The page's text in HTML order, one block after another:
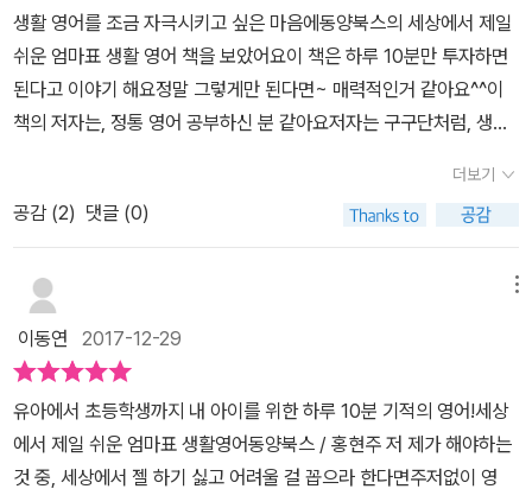
가장 먼저 나온 아침에 아이 깨우는 상황~ 얘야, 일어나렴!Mom: Ti
me to wake up, honey! Kid: I'm still sleepy.Mom: Is waking
up too hard?Kid: Yes, Mommy.아이를 깨울 때 쓰는 표현들과 상
황들이 소개되어 있고요. 보너스로 오늘의 애정 영어 한마디가 눈에
세상에서 너를 가장 사랑한단다~ 이런 표현으로 아이와 애정이 쑥쑥
자라겠지요.아침마다 첫째 깨울 때마다 못일어나서 힘든 상황들이 오
는데, 부드러운 목소리로 아침부터 영어로 wake up, sweetie!를 해
봐야겠어요.Part 2. 32 숨바꼭질 Let's Play hide and seek!아이
들이 좋아하는 숨바꼭질 시간.Kid: Dad, come and find me.Dad:
I wonder where my girl's hiding? Under the bed? Behind t
he door?Kid: Tada! I'm here!한가지 아쉬운 점은 가족이 계속 등
장하는데, 처음부터 네 가족 소개가 나오고 아이 이름이 등장했으면
더 친근하지 않을까 싶었어요. Oxford Reading Tree를 보면 반복
되는 등장인물들 이름도 나오고 성격도 꽤 일관되게 나오는 것 같아
두 가지는 이미 소장하고 있는터라 이번신간도엄청 기대하며 기다리
고 있었어요.이건 엄마표 영어를 위해 엄마의 공부 체크를 하는...아이
들에게는 매번 책을 읽거나 문제집을 풀면서 스케쥴 체크를 하게 했
는데이렇게 제가 직접 해보기는 처음인거 같아요.그만큼 열심히 하라
는 소리겠죠??ㅎㅎㅎ 1번은 역시 일어나자마자의 상황.다른건 모르
겠지만 저 'wake up' 이라는 표현은저도 평소에 자주 쓰는 상황이라
주진 않았지만몸으로 체험했던지라 직접적인 언어로 받아들였더라구
요.요즘 엄청 열심히 챙겨보고 있는 나의 영어사춘기에서도이러한 일
상적인 말들이 바로바로 튀어나올수 있도록외워놓아야 영어를 말로
유창하게 할수 있는 연결고리가 된다고..저도 그래서 그동안 해 왔던
영어 공부들과 다른방법의영어 공부를 요즘 하고 있는 중이였거든요.
근데 이 책에는 아이 키우는 엄마라면 정말 하나도빼먹지 말아야 할
생활 영어를 조금 자극시키고 싶은 마음에동양북스의 세상에서 제일
쉬운 엄마표 생활 영어 책을 보았어요이 책은 하루 10분만 투자하면
된다고 이야기 해요정말 그렇게만 된다면~ 매력적인거 같아요^^이
책의 저자는, 정통 영어 공부하신 분 같아요저자는 구구단처럼, 생활
다고 해요.물론 모든 영어가 다 그런게 아니라,영어의 구구단 같은 표
현이 있다고 해요부모와 아이들이 매일의 일상에서 가장 흔하게 처하
는 80여가지 생활 상황에서, 가장 많이 쓰는 표현 10개를 추린거에
요이 책의 핵심은, 딱 이것만 외워보자 에요.자녀가 영어 말하기를 어
외워서 안다고 해서, 영어가 당장 쏼라쏼라 나오지는 않아요. 하지만
문장을 외우면, 영어가 익숙해지고, 익숙하면 편안해지고, 편안하면
만만해 진다고 해요.그래서 저자는, 귀로 들리는 언어를 중시해서, 말
을 그대로 옮긴 듯이 문장을 썼어요엄마 발음이 이상하다고 움츠리지
더보기
공감 (2) 댓글 (0)
이동연 2017-12-29
유아에서 초등학생까지 내 아이를 위한 하루 10분 기적의 영어!세상
에서 제일 쉬운 엄마표 생활영어동양북스 / 홍현주 저 제가 해야하는
것 중, 세상에서 젤 하기 싫고 어려울 걸 꼽으라 한다면주저없이 영